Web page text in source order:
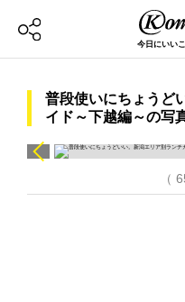
今日にいい
普段使いにちょうど
イド～下越編～の写
（